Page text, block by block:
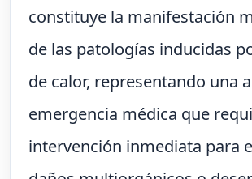
constituye la manifestación
de las patologías inducidas
de calor, representando una
emergencia médica que
intervención inmediata para